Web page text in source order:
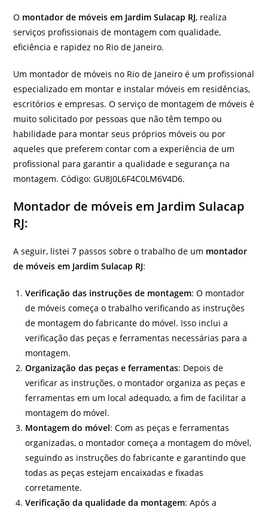
O montador de móveis em Jardim Sulacap RJ, realiza
serviços profissionais de montagem com qualidade,
eficiência e rapidez no Rio de Janeiro.
Um montador de móveis no Rio de Janeiro é um profissional
especializado em montar e instalar móveis em residências,
escritórios e empresas. O serviço de montagem de móveis é
muito solicitado por pessoas que não têm tempo ou
habilidade para montar seus próprios móveis ou por
aqueles que preferem contar com a experiência de um
profissional para garantir a qualidade e segurança na
montagem. Código: GU8J0L6F4C0LM6V4D6.
Montador de móveis em Jardim Sulacap
RJ:
A seguir, listei 7 passos sobre o trabalho de um montador
de móveis em Jardim Sulacap RJ:
Verificação das instruções de montagem: O montador
de móveis começa o trabalho verificando as instruções
de montagem do fabricante do móvel. Isso inclui a
verificação das peças e ferramentas necessárias para a
montagem.
Organização das peças e ferramentas: Depois de
verificar as instruções, o montador organiza as peças e
ferramentas em um local adequado, a fim de facilitar a
montagem do móvel.
Montagem do móvel: Com as peças e ferramentas
organizadas, o montador começa a montagem do móvel,
seguindo as instruções do fabricante e garantindo que
todas as peças estejam encaixadas e fixadas
corretamente.
Verificação da qualidade da montagem: Após a